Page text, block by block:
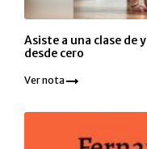
Asiste a una clase de
desde cero
Ver nota